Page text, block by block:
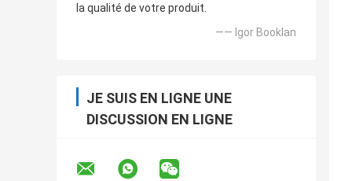
la qualité de votre produit.
—— Igor Booklan
JE SUIS EN LIGNE UNE
DISCUSSION EN LIGNE